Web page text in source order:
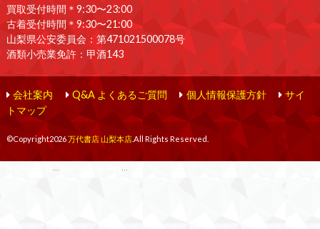
買取受付時間＊9:30〜23:00
古着受付時間＊9:30〜21:00
山梨県公安委員会：第471021500078号
酒類小売業免許：甲酒143
会社案内 Q&A よくあるご質問 個人情報保護方針
サイ
トマップ
©Copyright2026万代書店 山梨本店.All Rights Reserved.